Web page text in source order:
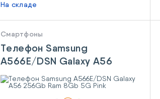
На складе
Смартфоны
Телефон Samsung
A566E/DSN Galaxy A56
256Gb Ram 8Gb 5G Pink